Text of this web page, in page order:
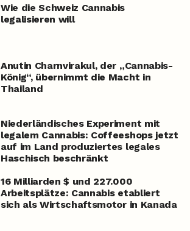
Wie die Schweiz Cannabis
legalisieren will
Anutin Charnvirakul, der „Cannabis-
König“, übernimmt die Macht in
Thailand
Niederländisches Experiment mit
legalem Cannabis: Coffeeshops jetzt
auf im Land produziertes legales
Haschisch beschränkt
16 Milliarden $ und 227.000
Arbeitsplätze: Cannabis etabliert
sich als Wirtschaftsmotor in Kanada